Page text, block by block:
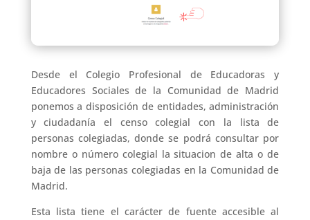
Desde el Colegio Profesional de Educadoras y
Educadores Sociales de la Comunidad de Madrid
ponemos a disposición de entidades, administración
y ciudadanía el censo colegial con la lista de
personas colegiadas, donde se podrá consultar por
nombre o número colegial la situacion de alta o de
baja de las personas colegiadas en la Comunidad de
Madrid.
Esta lista tiene el carácter de fuente accesible al